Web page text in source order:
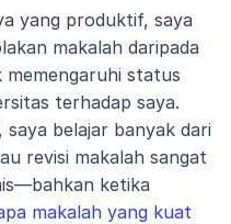
yang produktif, saya
makalah daripada
memengaruhi status
terhadap saya.
belajar banyak dari
revisi makalah sangat
ketika
makalah yang kuat